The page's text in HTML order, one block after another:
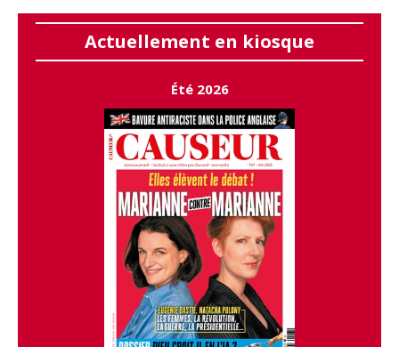
Actuellement en kiosque
Été 2026